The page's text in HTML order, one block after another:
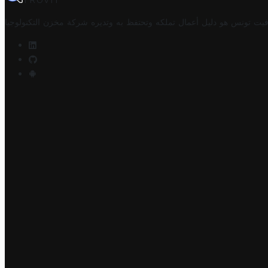
تونس هو دليل أعمال تملكه وتحتفظ به وتديره شركة مخزن التكنولوجيا